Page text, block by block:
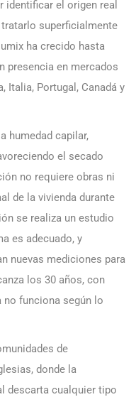
identificar el origen real
superficialmente
ha crecido hasta
presencia en mercados
Italia, Portugal, Canadá y
humedad capilar,
el secado
no requiere obras ni
de la vivienda durante
se realiza un estudio
es adecuado, y
nuevas mediciones para
los 30 años, con
funciona según lo
de
donde la
descarta cualquier tipo